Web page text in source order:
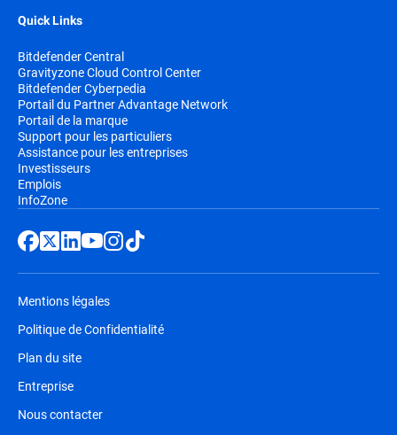
Quick Links
Bitdefender Central
Gravityzone Cloud Control Center
Bitdefender Cyberpedia
Portail du Partner Advantage Network
Portail de la marque
Support pour les particuliers
Assistance pour les entreprises
Investisseurs
Emplois
InfoZone
Mentions légales
Politique de Confidentialité
Plan du site
Entreprise
Nous contacter